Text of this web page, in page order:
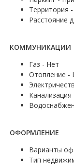
Территория
Расстояние
КОММУНИКАЦИИ
Газ - Нет
Отопление -
ОФОРМЛЕНИЕ
Варианты
Тип